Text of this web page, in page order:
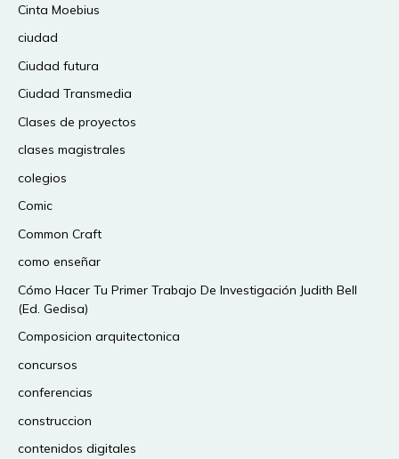
Cinta Moebius
ciudad
Ciudad futura
Ciudad Transmedia
Clases de proyectos
clases magistrales
colegios
Comic
Common Craft
como enseñar
Cómo Hacer Tu Primer Trabajo De Investigación Judith Bell
(Ed. Gedisa)
Composicion arquitectonica
concursos
conferencias
construccion
contenidos digitales